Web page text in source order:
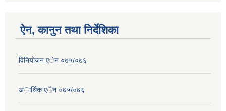
ऐन, कानुन तथा निर्देशिका
विनियाेजन एेन ०७५/०७६
अार्थिक एेन ०७५/०७६